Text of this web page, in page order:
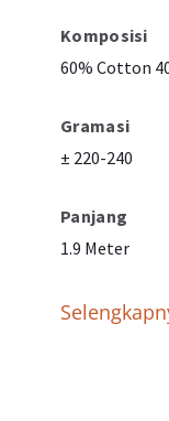
Komposisi
60% Cotton
Gramasi
± 220-240
Panjang
1.9 Meter